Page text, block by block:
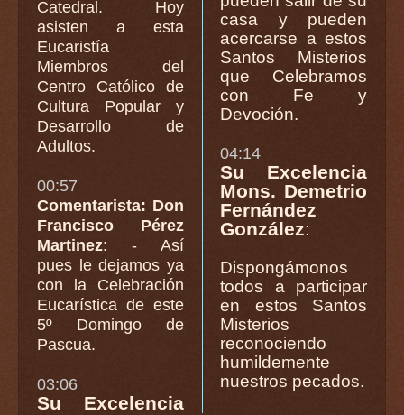
Catedral. Hoy
asisten a esta
Eucaristía
Miembros del
Centro Católico de
Cultura Popular y
Desarrollo de
Adultos.
00:57
Comentarista: Don
Francisco Pérez
Martinez: - Así
pues le dejamos ya
con la Celebración
Eucarística de este
5º Domingo de
Pascua.
03:06
Su Excelencia
casa y pueden
acercarse a estos
Santos Misterios
que Celebramos
con Fe y
Devoción.
04:14
Su Excelencia
Mons. Demetrio
Fernández
González:
Dispongámonos
todos a participar
en estos Santos
Misterios
reconociendo
humildemente
nuestros pecados.